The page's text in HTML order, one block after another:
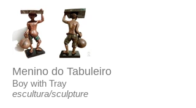
Menino do Tabuleiro
Boy with Tray
escultura/sculpture